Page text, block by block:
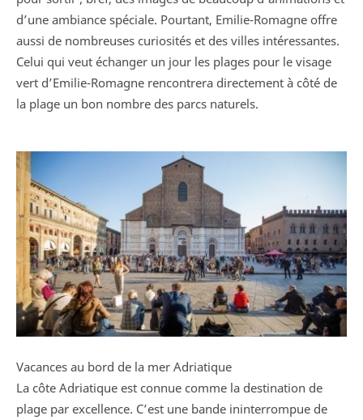
d’une ambiance spéciale. Pourtant, Emilie-Romagne offre
aussi de nombreuses curiosités et des villes intéressantes.
Celui qui veut échanger un jour les plages pour le visage
vert d’Emilie-Romagne rencontrera directement à côté de
la plage un bon nombre des parcs naturels.
Vacances au bord de la mer Adriatique
La côte Adriatique est connue comme la destination de
plage par excellence. C’est une bande ininterrompue de